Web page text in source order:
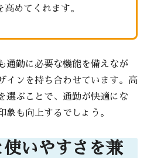
めてくれます。
通勤に必要な機能を備えなが
インを持ち合わせています。高
選ぶことで、通勤が快適にな
象も向上するでしょう。
いやすさを兼